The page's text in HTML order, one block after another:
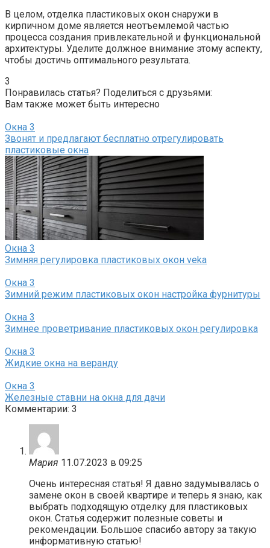
В целом, отделка пластиковых окон снаружи в
кирпичном доме является неотъемлемой частью
процесса создания привлекательной и функциональной
архитектуры.​ Уделите должное внимание этому аспекту,
чтобы достичь оптимального результата.​
3
Понравилась статья? Поделиться с друзьями:
Вам также может быть интересно
Окна 3
Звонят и предлагают бесплатно отрегулировать
пластиковые окна
Окна 3
Зимняя регулировка пластиковых окон veka
Окна 3
Зимний режим пластиковых окон настройка фурнитуры
Окна 3
Зимнее проветривание пластиковых окон регулировка
Окна 3
Жидкие окна на веранду
Окна 3
Железные ставни на окна для дачи
Комментарии: 3
Мария 11.07.2023 в 09:25
Очень интересная статья! Я давно задумывалась о
замене окон в своей квартире и теперь я знаю, как
выбрать подходящую отделку для пластиковых
окон. Статья содержит полезные советы и
рекомендации. Большое спасибо автору за такую
информативную статью!